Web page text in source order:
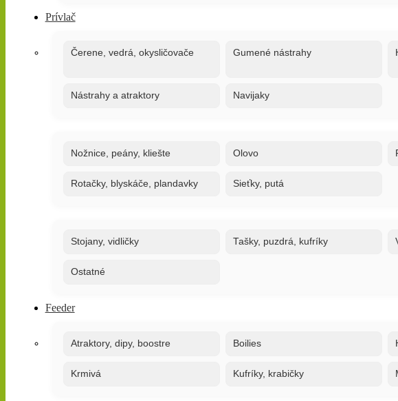
Prívlač
Čerene, vedrá, okysličovače Gumené nástrahy
Nástrahy a atraktory Navijaky
Nožnice, peány, kliešte Olovo
Rotačky, blyskáče, plandavky Sieťky, putá
Stojany, vidličky Tašky, puzdrá, kufríky
Ostatné
Feeder
Atraktory, dipy, boostre Boilies
Krmivá Kufríky, krabičky